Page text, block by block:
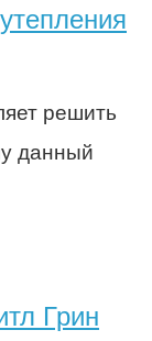
решить
данный
Грин